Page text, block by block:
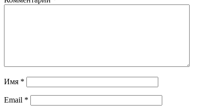
Имя *
Email *